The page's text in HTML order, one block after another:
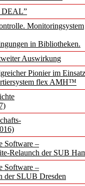
DEAL”
Monitoringsystem
in Bibliotheken.
Auswirkung
Pionier im
flex AMH™
Software –
Relaunch der SUB
Software –
der SLUB Dresden
der
für